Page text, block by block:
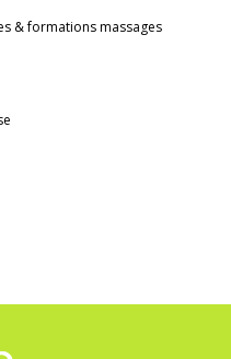
& formations massages